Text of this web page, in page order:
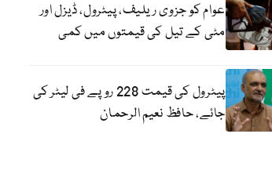
عوام کو جزوی ریلیف، پیٹرول، ڈیزل اور
مٹی کے تیل کی قیمتوں میں کمی
پیٹرول کی قیمت 228 روپے فی لیٹر کی
جائے، حافظ نعیم الرحمان